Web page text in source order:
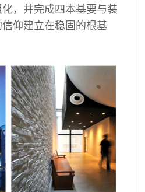
，并完成四本基要与装
仰建立在稳固的根基